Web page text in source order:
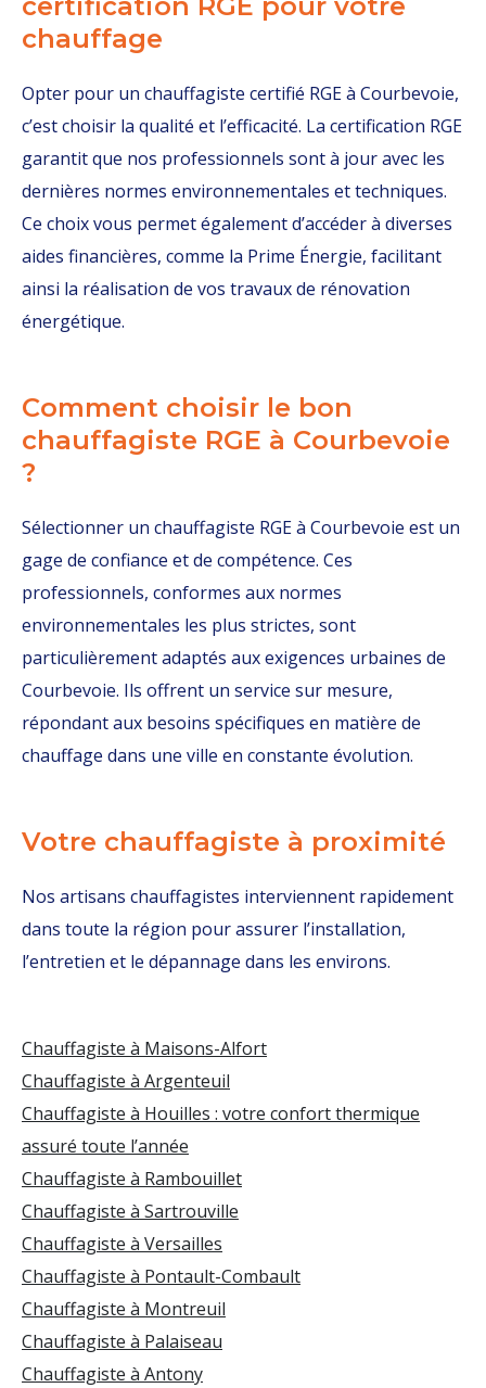
chauffage
Opter pour un chauffagiste certifié RGE à Courbevoie,
c’est choisir la qualité et l’efficacité. La certification RGE
garantit que nos professionnels sont à jour avec les
dernières normes environnementales et techniques.
Ce choix vous permet également d’accéder à diverses
aides financières, comme la Prime Énergie, facilitant
ainsi la réalisation de vos travaux de rénovation
énergétique.
Comment choisir le bon
chauffagiste RGE à Courbevoie
?
Sélectionner un chauffagiste RGE à Courbevoie est un
gage de confiance et de compétence. Ces
professionnels, conformes aux normes
environnementales les plus strictes, sont
particulièrement adaptés aux exigences urbaines de
Courbevoie. Ils offrent un service sur mesure,
répondant aux besoins spécifiques en matière de
chauffage dans une ville en constante évolution.
Votre chauffagiste à proximité
Nos artisans chauffagistes interviennent rapidement
dans toute la région pour assurer l’installation,
l’entretien et le dépannage dans les environs.
Chauffagiste à Maisons-Alfort
Chauffagiste à Argenteuil
Chauffagiste à Houilles : votre confort thermique
assuré toute l’année
Chauffagiste à Rambouillet
Chauffagiste à Sartrouville
Chauffagiste à Versailles
Chauffagiste à Pontault-Combault
Chauffagiste à Montreuil
Chauffagiste à Palaiseau
Chauffagiste à Antony